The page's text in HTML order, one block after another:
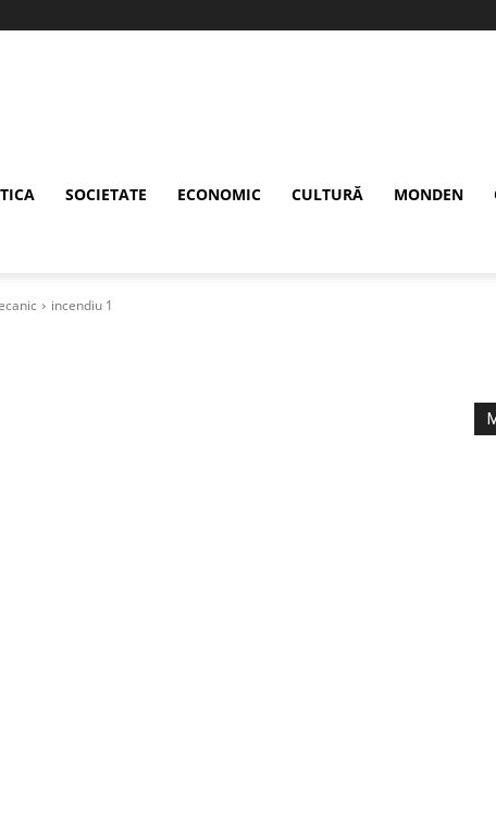
SOCIETATE ECONOMIC CULTURĂ MONDEN
incendiu 1